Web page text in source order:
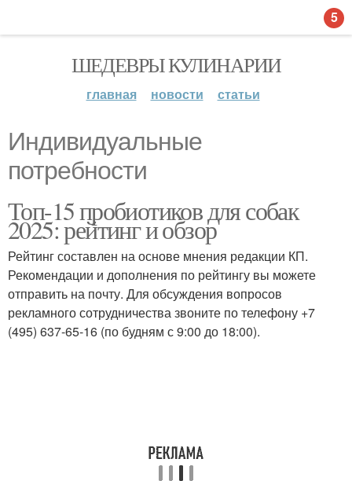
ШЕДЕВРЫ КУЛИНАРИИ
главная новости статьи
Индивидуальные
потребности
Топ-15 пробиотиков для собак
2025: рейтинг и обзор
Рейтинг составлен на основе мнения редакции КП.
Рекомендации и дополнения по рейтингу вы можете
отправить на почту. Для обсуждения вопросов
рекламного сотрудничества звоните по телефону +7
(495) 637-65-16 (по будням с 9:00 до 18:00).
5